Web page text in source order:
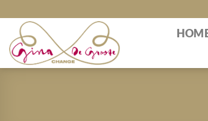
to
content